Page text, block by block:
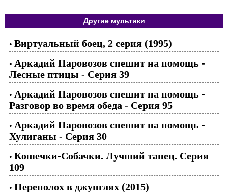
Другие мультики
• Виртуальный боец, 2 серия (1995)
• Аркадий Паровозов спешит на помощь -
Лесные птицы - Серия 39
• Аркадий Паровозов спешит на помощь -
Разговор во время обеда - Серия 95
• Аркадий Паровозов спешит на помощь -
Хулиганы - Серия 30
• Кошечки-Собачки. Лучший танец. Серия
109
• Переполох в джунглях (2015)